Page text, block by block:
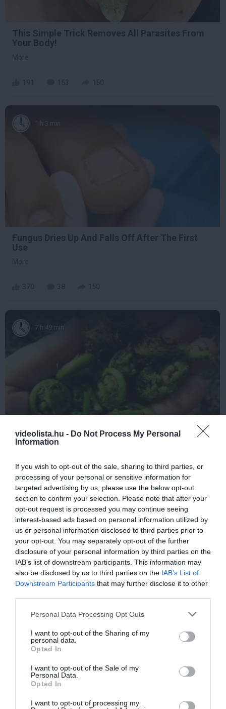
videolista.hu - Do Not Process My Personal
Information
If you wish to opt-out of the sale, sharing to third parties, or
processing of your personal or sensitive information for
targeted advertising by us, please use the below opt-out
section to confirm your selection. Please note that after your
opt-out request is processed you may continue seeing
interest-based ads based on personal information utilized by
us or personal information disclosed to third parties prior to
your opt-out. You may separately opt-out of the further
disclosure of your personal information by third parties on the
IAB’s list of downstream participants. This information may
also be disclosed by us to third parties on the IAB’s List of
Downstream Participants that may further disclose it to other
Please note that this website/app uses one or more Google
not limited to your visit or usage behaviour. You may click to
grant or deny consent to Google and its third-party tags to
use your data for below specified purposes in below Google
consent section.
Personal Data Processing Opt Outs
I want to opt-out of the Sharing of my
personal data.
Opted In
I want to opt-out of the Sale of my
Personal Data.
Opted In
I want to opt-out of processing my
This Simple Trick Removes All Parasites From
Your Body!
More
1 h 3 min
Fungus Dries Up And Falls Off After The First
Use
More
7 h 49 min
Stop Eating These 3 Foods That Are Known to
More
389 174 112
4 h 36 min
5 Hidden Signs You Have Worms Inside Your